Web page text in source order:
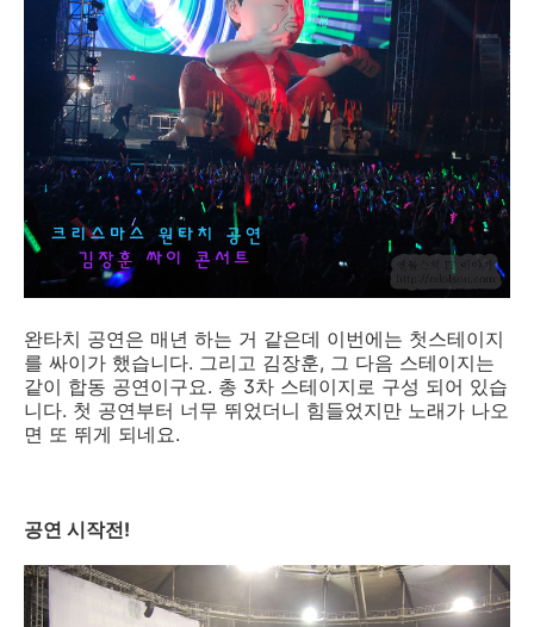
완타치 공연은 매년 하는 거 같은데 이번에는 첫스테이지
를 싸이가 했습니다. 그리고 김장훈, 그 다음 스테이지는
같이 합동 공연이구요. 총 3차 스테이지로 구성 되어 있습
니다. 첫 공연부터 너무 뛰었더니 힘들었지만 노래가 나오
면 또 뛰게 되네요.
공연 시작전!